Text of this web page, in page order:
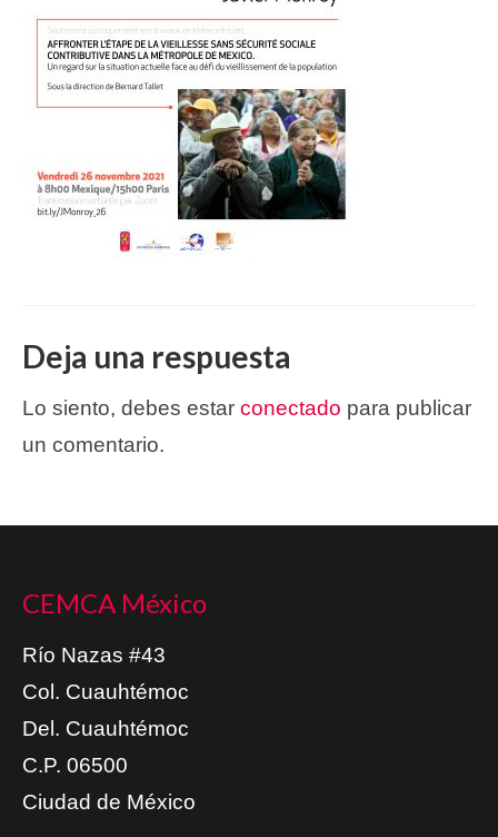
Deja una respuesta
Lo siento, debes estar conectado para publicar
un comentario.
CEMCA México
Río Nazas #43
Col. Cuauhtémoc
Del. Cuauhtémoc
C.P. 06500
Ciudad de México